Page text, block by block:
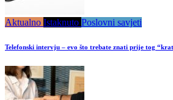
Aktualno Istaknuto Poslovni savjeti
Telefonski intervju – evo što trebate znati prije tog